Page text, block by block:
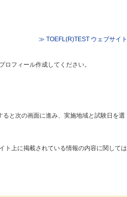
≫ TOEFL(R)TEST ウェブサイト
フィール作成してください。
と次の画面に進み、実施地域と試験日を選
ト上に掲載されている情報の内容に関しては